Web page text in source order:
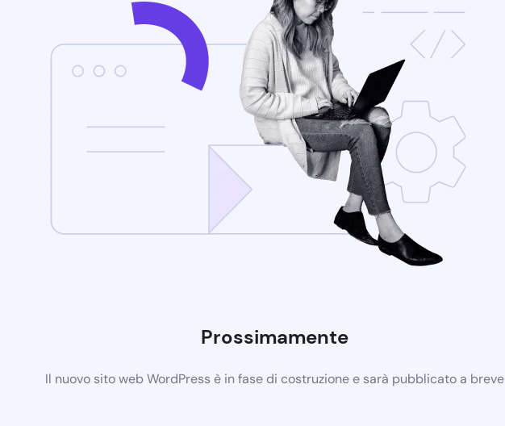
Prossimamente
Il nuovo sito web WordPress è in fase di costruzione e sarà pubblicato a breve